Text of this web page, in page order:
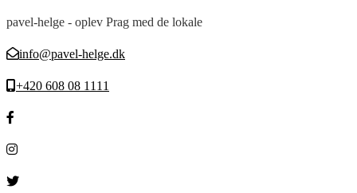
pavel-helge - oplev Prag med de lokale
info@pavel-helge.dk
+420 608 08 1111